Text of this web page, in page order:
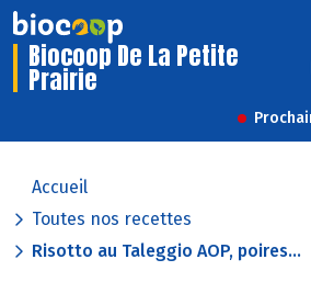
Biocoop De La Petite
Prairie
Accueil
Toutes nos recettes
Risotto au Taleggio AOP, poires...